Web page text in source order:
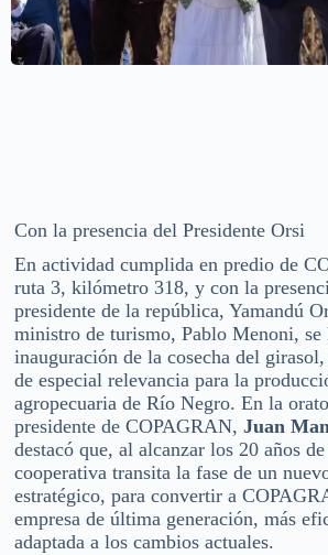
Con la presencia del Presidente Orsi
En actividad cumplida en predio de
ruta 3, kilómetro 318, y con la
presidente de la república, Yamandú
ministro de turismo, Pablo Menoni, se
inauguración de la cosecha del
de especial relevancia para la
agropecuaria de Río Negro. En la
presidente de COPAGRAN, Juan
destacó que, al alcanzar los 20 años
cooperativa transita la fase de un
estratégico, para convertir a
empresa de última generación, más
adaptada a los cambios actuales.